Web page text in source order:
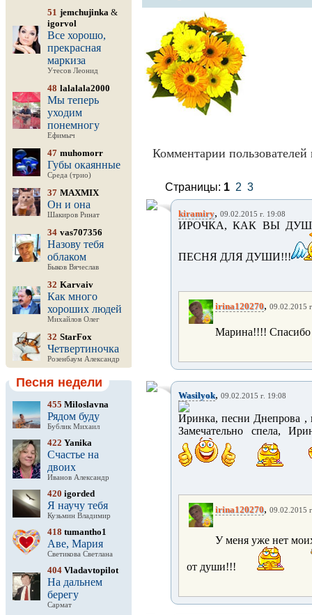
51 jemchujinka &
igorvol
Все хорошо,
прекрасная
маркиза
Утесов Леонид
48 lalalala2000
Мы теперь
уходим
понемногу
Ефимыч
47 muhomorr
Губы окаянные
Среда (трио)
37 MAXMIX
Он и она
Шакиров Ринат
34 vas707356
Назову тебя
облаком
Быков Вячеслав
32 Karvaiv
Как много
хороших людей
Михайлов Олег
32 StarFox
Четвертиночка
Розенбаум Александр
Песня недели
455 Miloslavna
Рядом буду
Бублик Михаил
422 Yanika
Счастье на
двоих
Иванов Александр
420 igorded
Я научу тебя
Кузьмин Владимир
418 tumantho1
Аве, Мария
Светикова Светлана
404 Vladavtopilot
На дальнем
берегу
Сармат
Комментарии пользователей
Страницы: 1 2 3
kiramiry, 09.02.2015 г. 19:08
ИРОЧКА, КАК ВЫ
ПЕСНЯ ДЛЯ ДУШИ!!!
irina120270, 09.02.2015
Марина!!!!
Wasilyok, 09.02.2015 г. 19:08
Иринка, песни Днепрова ,
Замечательно спела,
irina120270, 09.02.2015
У меня уже нет
от души!!!